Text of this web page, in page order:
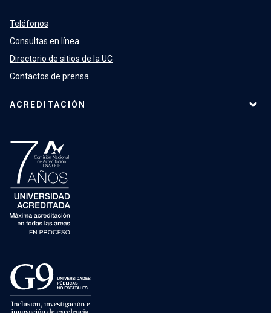
Teléfonos
Consultas en línea
Directorio de sitios de la UC
Contactos de prensa
ACREDITACIÓN